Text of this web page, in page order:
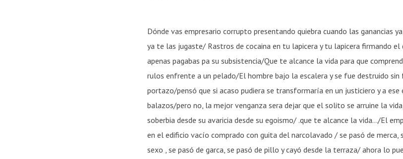
Dónde vas empresario corrupto presentando quiebra cuando las ganancias
ya te las jugaste/ Rastros de cocaina en tu lapicera y tu lapicera firmando el
apenas pagabas pa su subsistencia/Que te alcance la vida para que
rulos enfrente a un pelado/El hombre bajo la escalera y se fue destruido sin
portazo/pensó que si acaso pudiera se transformaría en un justiciero y a
balazos/pero no, la mejor venganza sera dejar que el solito se arruine la
soberbia desde su avaricia desde su egoismo/ .que te alcance la vida…/El
en el edificio vacío comprado con guita del narcolavado / se pasó de merca,
sexo , se pasó de garca, se pasó de pillo y cayó desde la terraza/ ahora lo